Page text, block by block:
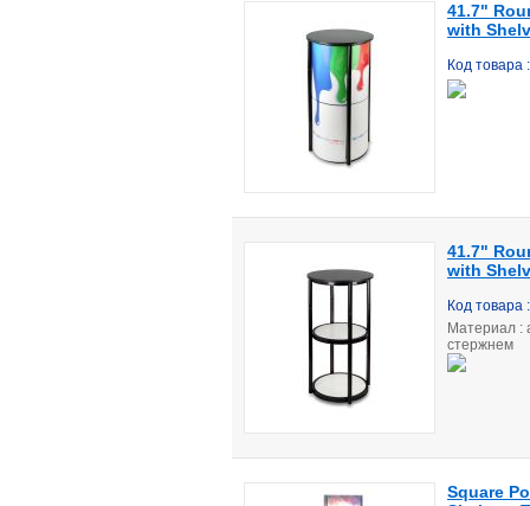
41.7"
with
Код товара
41.7"
with
Код товара
Материал :
стержнем
Square